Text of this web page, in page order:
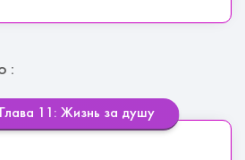
:
11: Жизнь за душу